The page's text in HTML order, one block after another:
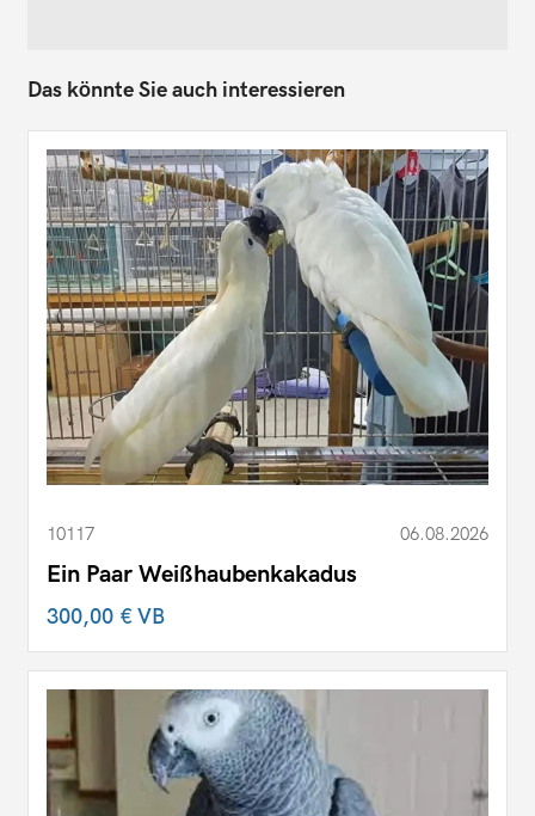
Das könnte Sie auch interessieren
10117 06.08.2026
Ein Paar Weißhaubenkakadus
300,00 €VB